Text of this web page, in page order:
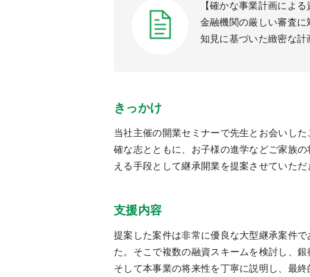
【確かな事業計画によ
金融機関の厳しい審査
知見に基づいた緻密な計
きっかけ
当社主催の開業セミナーで先生とお会いし
確な志とともに、お子様の進学などご家族
える手段として継承開業を提案させていただ
支援内容
提案した案件は非常に優良な大型継承案件
た。そこで複数の融資スキームを検討し、
そして本事業の将来性を丁寧に説明し、最